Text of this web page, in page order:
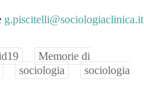
g.piscitelli@sociologiaclinica.it
Memorie di
sociologia
sociologia